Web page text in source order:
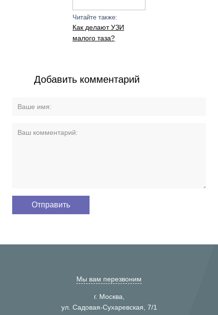
Читайте также:
Как делают УЗИ
малого таза?
Добавить комментарий
Мы вам перезвоним
г. Москва,
ул. Садовая-Сухаревская, 7/1